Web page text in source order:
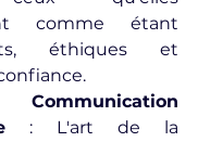
comme étant
éthiques et
: L'art de la